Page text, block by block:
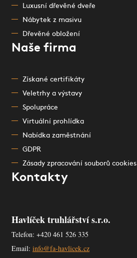
Luxusní dřevěné dveře
Nábytek z masivu
Dřevěné obložení
Naše firma
Získané certifikáty
Veletrhy a výstavy
Spolupráce
Virtuální prohlídka
Nabídka zaměstnání
GDPR
Zásady zpracování souborů cookies
Kontakty
Havlíček truhlářství s.r.o.
Telefon: +420 461 526 335
Email: info@fa-havlicek.cz